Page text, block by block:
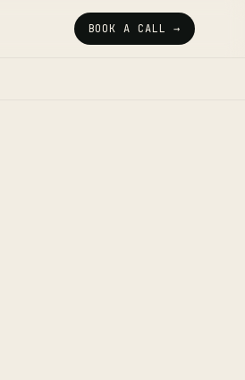
BOOK A CALL →